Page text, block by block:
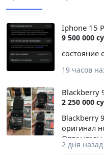
Iphone 15
9 500 000
состояние
19 часов
Blackberry
2 250 000
Blackberry
оригинал
Оптомгаям
умуман
2 дня назад